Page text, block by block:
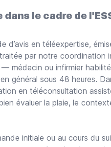
le cadre de
d’avis en téléexpertise,
par notre coordination
médecin ou infirmier
général sous 48 heures.
en téléconsultation
évaluer la plaie, le
initiale ou au cours du